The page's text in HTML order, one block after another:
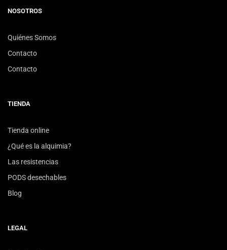
NOSOTROS
Quiénes Somos
Contacto
Contacto
TIENDA
Tienda online
¿Qué es la alquimia?
Las resistencias
PODS desechables
Blog
LEGAL